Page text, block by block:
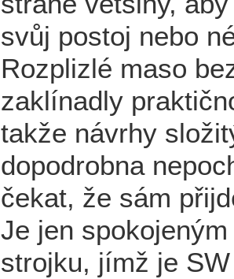
svůj postoj nebo
Rozplizlé maso
zaklínadly
takže návrhy
dopodrobna
čekat, že sám
Je jen
strojku, jímž je